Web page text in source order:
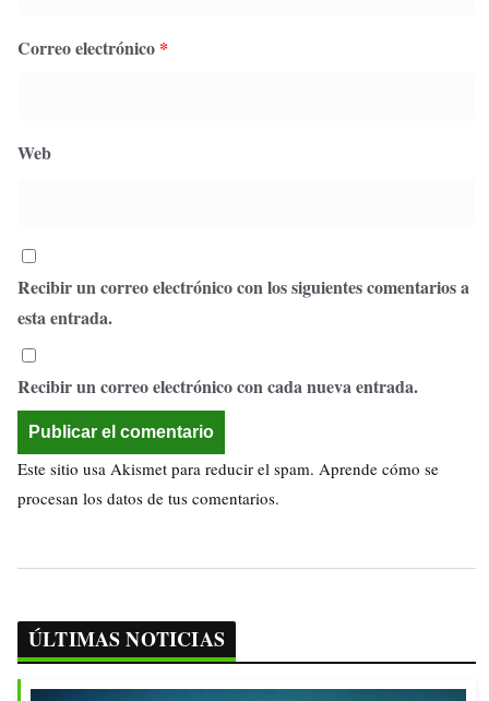
Correo electrónico *
Web
Recibir un correo electrónico con los siguientes comentarios a
esta entrada.
Recibir un correo electrónico con cada nueva entrada.
Este sitio usa Akismet para reducir el spam. Aprende cómo se
procesan los datos de tus comentarios.
ÚLTIMAS NOTICIAS